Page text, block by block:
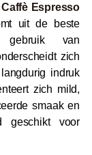
Caffè Espresso
uit de beste
gebruik van
zich
indruk
zich mild,
smaak en
geschikt voor